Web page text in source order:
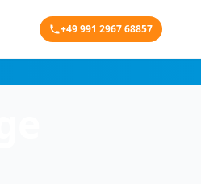
+49 991 2967 68857